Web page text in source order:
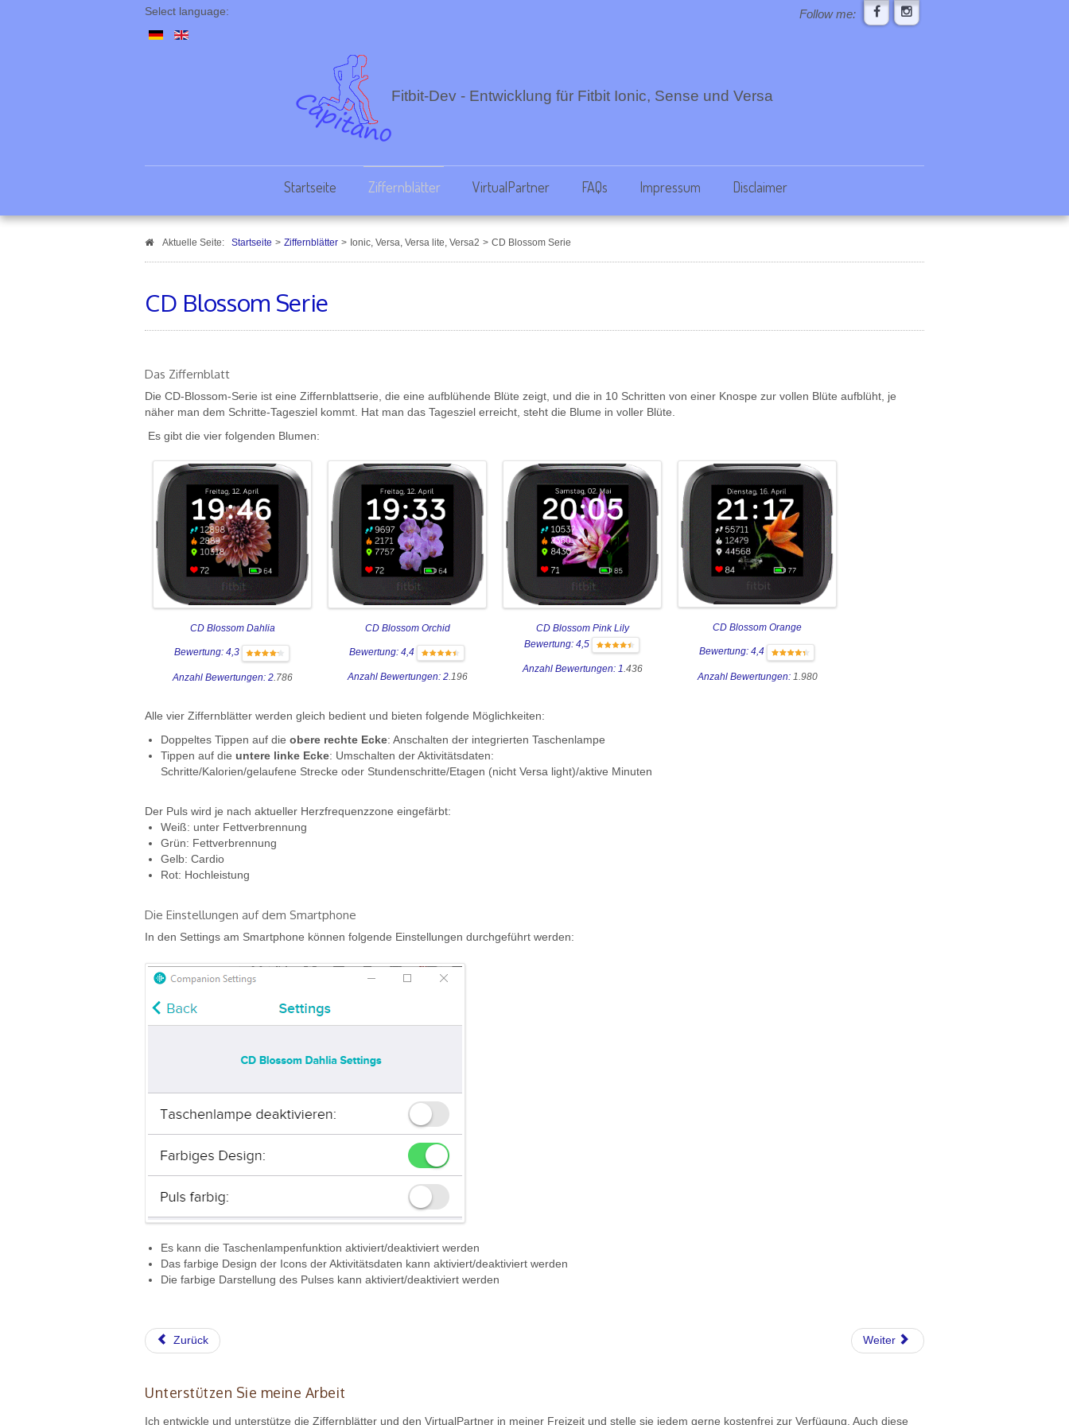
Follow me:
Select language:
Fitbit-Dev - Entwicklung für Fitbit Ionic, Sense und Versa
Startseite Ziffernblätter VirtualPartner FAQs Impressum Disclaimer
Aktuelle Seite: Startseite > Ziffernblätter > Ionic, Versa, Versa lite, Versa2 > CD Blossom Serie
CD Blossom Serie
Das Ziffernblatt
Die CD-Blossom-Serie ist eine Ziffernblattserie, die eine aufblühende Blüte zeigt, und die in 10 Schritten von einer Knospe zur vollen Blüte aufblüht, je
näher man dem Schritte-Tagesziel kommt. Hat man das Tagesziel erreicht, steht die Blume in voller Blüte.
Es gibt die vier folgenden Blumen:
CD Blossom Dahlia
Bewertung: 4,3
Anzahl Bewertungen: 2.786
CD Blossom Orchid
Bewertung: 4,4
Anzahl Bewertungen: 2.196
CD Blossom Pink Lily
Bewertung: 4,5
Anzahl Bewertungen: 1.436
CD Blossom Orange
Bewertung: 4,4
Anzahl Bewertungen: 1.980
Alle vier Ziffernblätter werden gleich bedient und bieten folgende Möglichkeiten:
Doppeltes Tippen auf die obere rechte Ecke: Anschalten der integrierten Taschenlampe
Tippen auf die untere linke Ecke: Umschalten der Aktivitätsdaten:
Schritte/Kalorien/gelaufene Strecke oder Stundenschritte/Etagen (nicht Versa light)/aktive Minuten
Der Puls wird je nach aktueller Herzfrequenzzone eingefärbt:
Weiß: unter Fettverbrennung
Grün: Fettverbrennung
Gelb: Cardio
Rot: Hochleistung
Die Einstellungen auf dem Smartphone
In den Settings am Smartphone können folgende Einstellungen durchgeführt werden:
Es kann die Taschenlampenfunktion aktiviert/deaktiviert werden
Das farbige Design der Icons der Aktivitätsdaten kann aktiviert/deaktiviert werden
Die farbige Darstellung des Pulses kann aktiviert/deaktiviert werden
Zurück Weiter
Unterstützen Sie meine Arbeit
Ich entwickle und unterstütze die Ziffernblätter und den VirtualPartner in meiner Freizeit und stelle sie jedem gerne kostenfrei zur Verfügung. Auch diese